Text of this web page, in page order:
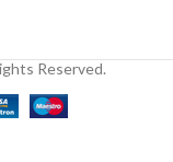
Reserved.